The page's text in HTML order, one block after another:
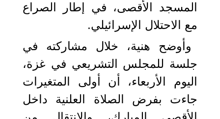
المسجد الأقصى، في إطار الصراع
مع الاحتلال الإسرائيلي.
وأوضح هنية، خلال مشاركته في
جلسة للمجلس التشريعي في غزة،
اليوم الأربعاء، أن أولى المتغيرات
جاءت بفرض الصلاة العلنية داخل